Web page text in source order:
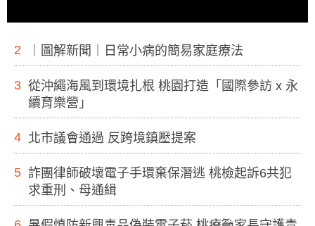
2 ｜圖解新聞｜日常小病的簡易家庭療法
3 從沖繩海風到環境扎根 桃園打造「國際參訪 x 永
續育樂營」
4 北市議會通過 反跨境鎮壓提案
5 詐團律師破壞電子手環棄保潛逃 桃檢起訴6共犯
求重刑、母通緝